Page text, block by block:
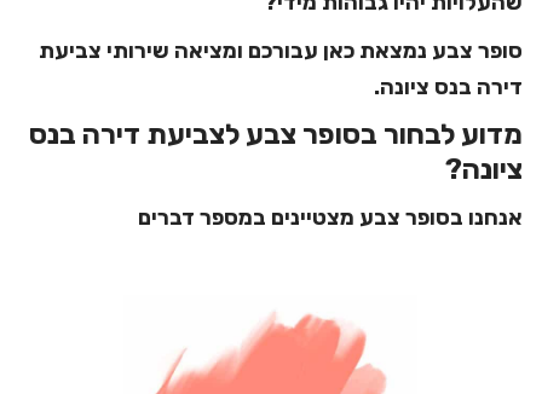
סופר צבע נמצאת כאן עבורכם ומציאה שירותי צביעת
דירה בנס ציונה.
מדוע לבחור בסופר צבע לצביעת דירה בנס
ציונה?
אנחנו בסופר צבע מצטיינים במספר דברים